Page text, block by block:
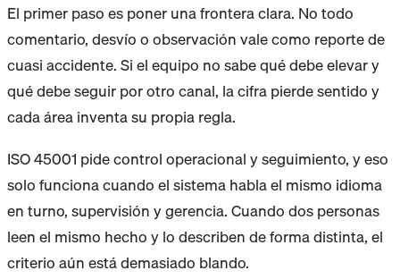
El primer paso es poner una frontera clara. No todo
comentario, desvío o observación vale como reporte de
cuasi accidente. Si el equipo no sabe qué debe elevar y
qué debe seguir por otro canal, la cifra pierde sentido y
cada área inventa su propia regla.
ISO 45001 pide control operacional y seguimiento, y eso
solo funciona cuando el sistema habla el mismo idioma
en turno, supervisión y gerencia. Cuando dos personas
leen el mismo hecho y lo describen de forma distinta, el
criterio aún está demasiado blando.